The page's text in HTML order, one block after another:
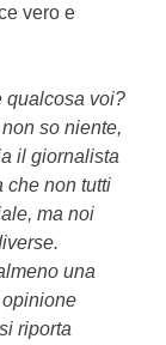
vero e
qualcosa voi?
so niente,
il giornalista
che non tutti
ma noi
una
riporta